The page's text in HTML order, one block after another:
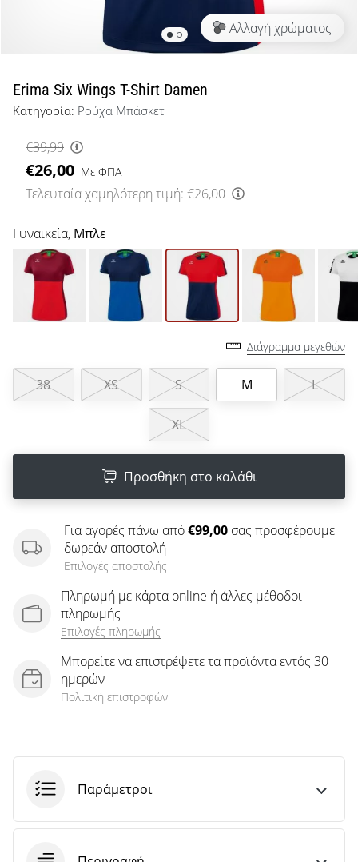
μπάσκετ
όπως
εμείς;
μαζί
μας
ως
πρεσβευτής
μάρκας
μας.
Εμφάνιση
άρθρων
Αλλαγή χρώματος
Erima Six Wings T-Shirt Damen
Κατηγορία: Ρούχα Μπάσκετ
€39,99
€26,00 Με ΦΠΑ
Τελευταία χαμηλότερη τιμή: €26,00
Γυναικεία, Μπλε
Διάγραμμα μεγεθών
38 XS S M L
XL
Προσθήκη στο καλάθι
Για αγορές πάνω από€99,00 σας προσφέρουμε
δωρεάν αποστολή
Επιλογές αποστολής
Πληρωμή με κάρτα online ή άλλες μέθοδοι
πληρωμής
Επιλογές πληρωμής
Μπορείτε να επιστρέψετε τα προϊόντα εντός 30
ημερών
Πολιτική επιστροφών
Παράμετροι